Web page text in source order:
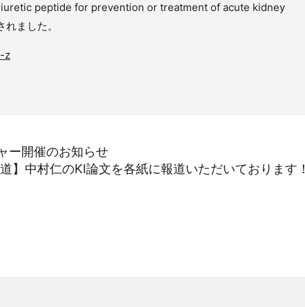
peptide for prevention or treatment of acute kidney
ました。
z
ー開催のお知らせ
道】中村仁のKI論文を各紙に報道いただいております！